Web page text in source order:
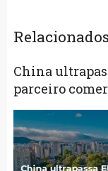
Relacionados
China
parceiro